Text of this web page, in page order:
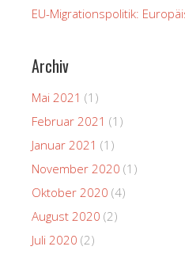
EU-Migrationspolitik:
Archiv
Mai 2021 (1)
Februar 2021 (1)
Januar 2021 (1)
November 2020 (1)
Oktober 2020 (4)
August 2020 (2)
Juli 2020 (2)